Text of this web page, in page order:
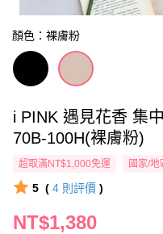
顏色：裸膚粉
i PINK 遇見花香 集
70B-100H(裸膚粉)
超取滿NT$1,000免運 國家/地
5 ( 4 則評價 )
NT$1,380